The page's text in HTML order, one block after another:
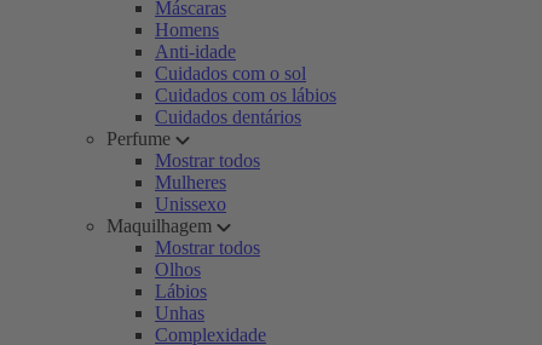
Máscaras
Homens
Anti-idade
Cuidados com o sol
Cuidados com os lábios
Cuidados dentários
Perfume
Mostrar todos
Mulheres
Unissexo
Maquilhagem
Mostrar todos
Olhos
Lábios
Unhas
Complexidade